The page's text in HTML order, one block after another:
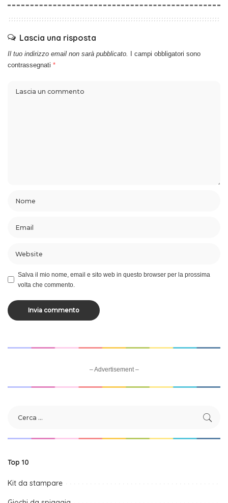
Lascia una risposta
Il tuo indirizzo email non sarà pubblicato.
I campi obbligatori sono
contrassegnati *
Salva il mio nome, email e sito web in questo browser per la prossima
volta che commento.
– Advertisement –
Top 10
Kit da stampare